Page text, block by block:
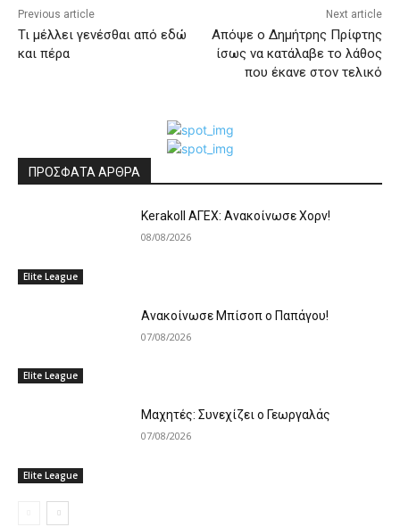
Previous article
Τι μέλλει γενέσθαι από εδώ
και πέρα
Next article
Απόψε ο Δημήτρης Πρίφτης
ίσως να κατάλαβε το λάθος
που έκανε στον τελικό
ΠΡΟΣΦΑΤΑ ΑΡΘΡΑ
Elite League
Kerakoll ΑΓΕΧ: Ανακοίνωσε Χορν!
08/08/2026
Elite League
Aνακοίνωσε Μπίσοπ ο Παπάγου!
07/08/2026
Elite League
Mαχητές: Συνεχίζει ο Γεωργαλάς
07/08/2026